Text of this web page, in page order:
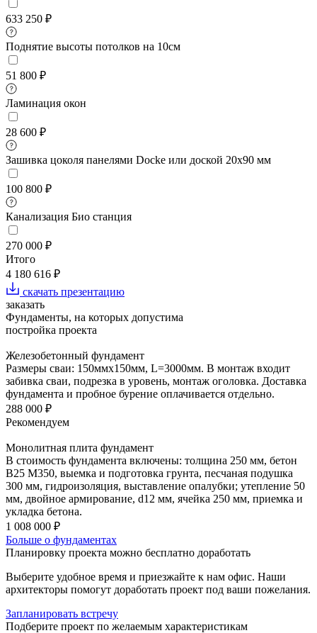
633 250 ₽
Поднятие высоты потолков на 10см
51 800 ₽
Ламинация окон
28 600 ₽
Зашивка цоколя панелями Docke или доской 20х90 мм
100 800 ₽
Канализация Био станция
270 000 ₽
Итого
4 180 616 ₽
скачать презентацию
заказать
Фундаменты, на которых допустима
постройка проекта
Железобетонный фундамент
Размеры сваи: 150ммх150мм, L=3000мм. В монтаж входит
забивка сваи, подрезка в уровень, монтаж оголовка. Доставка
фундамента и пробное бурение оплачивается отдельно.
288 000 ₽
Рекомендуем
Монолитная плита фундамент
В стоимость фундамента включены: толщина 250 мм, бетон
В25 М350, выемка и подготовка грунта, песчаная подушка
300 мм, гидроизоляция, выставление опалубки; утепление 50
мм, двойное армирование, d12 мм, ячейка 250 мм, приемка и
укладка бетона.
1 008 000 ₽
Больше о фундаментах
Планировку проекта можно бесплатно доработать
Выберите удобное время и приезжайте к нам офис. Наши
архитекторы помогут доработать проект под ваши пожелания.
Запланировать встречу
Подберите проект по желаемым характеристикам